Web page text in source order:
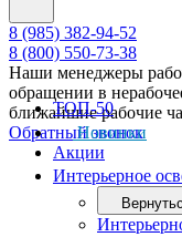
8 (985) 382-94-52
8 (800) 550-73-38
Наши менеджеры
обращении в
ближайшие рабочие
Обратный звонок
ТОП-50
Новинки
Акции
Интерьерное